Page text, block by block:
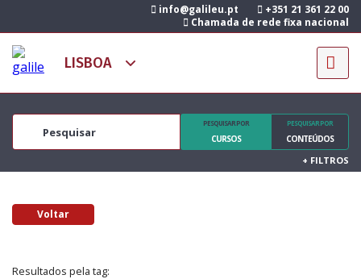
info@galileu.pt
+351 21 361 22 00
Chamada de rede fixa nacional
PESQUISAR POR
CURSOS
PESQUISAR POR
CONTEÚDOS
+ FILTROS
Voltar
Resultados pela tag: